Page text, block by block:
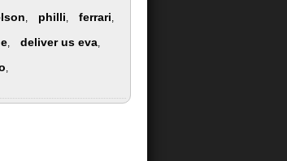
, philli, ferrari,
, deliver us eva,
,